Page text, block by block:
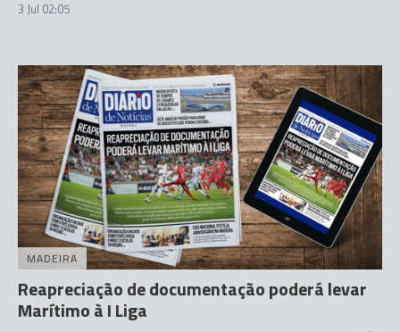
3 Jul 02:05
MADEIRA
Reapreciação de documentação poderá levar
Marítimo à I Liga